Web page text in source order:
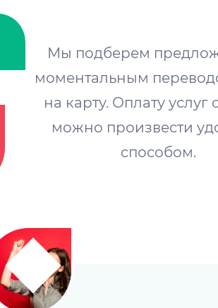
Мы подберем
моментальным
на карту. Оплату услуг
можно произвести
способом.